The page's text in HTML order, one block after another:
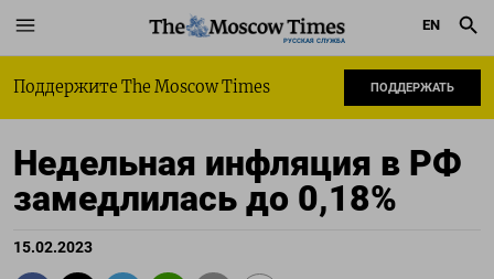
РУССКАЯ СЛУЖБА
EN
Поддержите The Moscow Times ПОДДЕРЖАТЬ
Недельная инфляция в РФ
замедлилась до 0,18%
15.02.2023